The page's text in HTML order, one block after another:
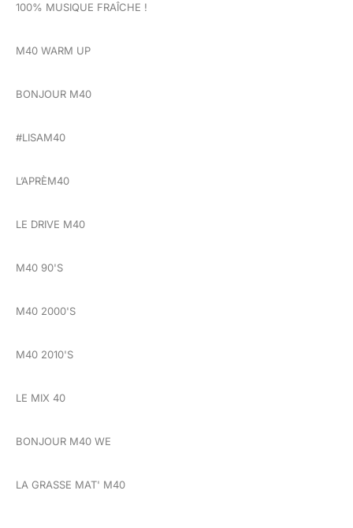
100% MUSIQUE FRAÎCHE !
M40 WARM UP
BONJOUR M40
#LISAM40
L’APRÈM40
LE DRIVE M40
M40 90'S
M40 2000'S
M40 2010'S
LE MIX 40
BONJOUR M40 WE
LA GRASSE MAT' M40